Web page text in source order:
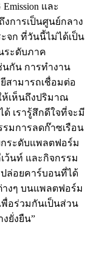
และ
การเป็นศูนย์กลาง
จก ที่วันนี้ไม่ได้เป็น
ระดับภาค
กัน การทำงาน
สามารถเชื่อมต่อ
ห้เห็นถึงปริมาณ
เรารู้สึกดีใจที่จะมี
มการลดก๊าซเรือน
ระดับแพลตฟอร์ม
นท์ และกิจกรรม
ล่อยคาร์บอนที่ได้
างๆ บนแพลตฟอร์ม
พื่อร่วมกันเป็นส่วน
ยั่งยืน”